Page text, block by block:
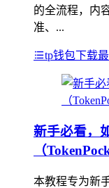
的全流程，内
准、...
tp钱包下载
新手必看，
（
本教程专为新